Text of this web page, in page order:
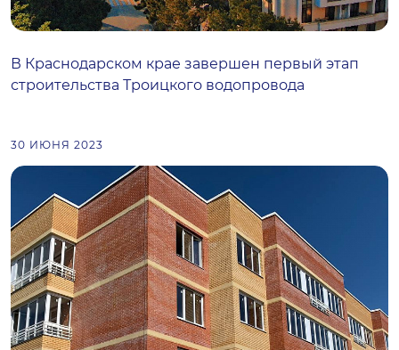
В Краснодарском крае завершен первый этап
строительства Троицкого водопровода
30 ИЮНЯ 2023